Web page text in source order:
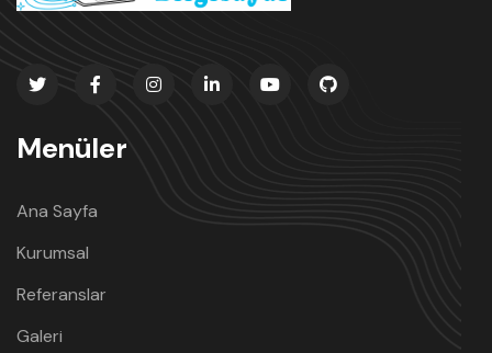
Menüler
Ana Sayfa
Kurumsal
Referanslar
Galeri